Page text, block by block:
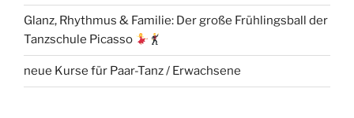
Glanz, Rhythmus & Familie: Der große Frühlingsball der
Tanzschule Picasso
neue Kurse für Paar-Tanz / Erwachsene